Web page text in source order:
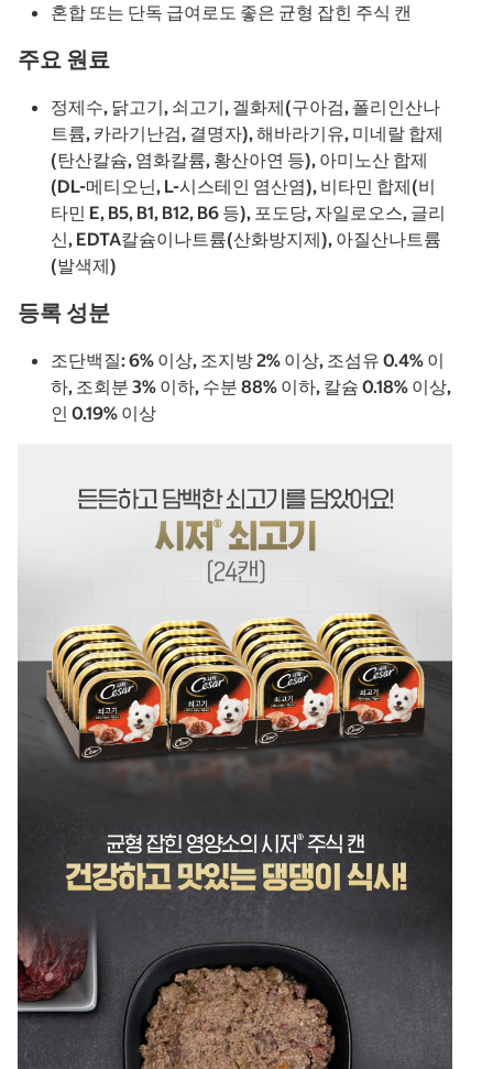
혼합 또는 단독 급여로도 좋은 균형 잡힌 주식 캔
주요 원료
정제수, 닭고기, 쇠고기, 겔화제(구아검, 폴리인산나
트륨, 카라기난검, 결명자), 해바라기유, 미네랄 합제
(탄산칼슘, 염화칼륨, 황산아연 등), 아미노산 합제
(DL-메티오닌, L-시스테인 염산염), 비타민 합제(비
타민 E, B5, B1, B12, B6 등), 포도당, 자일로오스, 글리
신, EDTA칼슘이나트륨(산화방지제), 아질산나트륨
(발색제)
등록 성분
조단백질: 6% 이상, 조지방 2% 이상, 조섬유 0.4% 이
하, 조회분 3% 이하, 수분 88% 이하, 칼슘 0.18% 이상,
인 0.19% 이상